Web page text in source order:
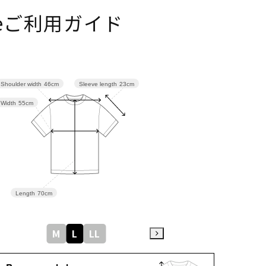
利用ガイド
Sleeve length 23cm
Length 70cm
Width 55cm
Shoulder width 46cm
M L LL